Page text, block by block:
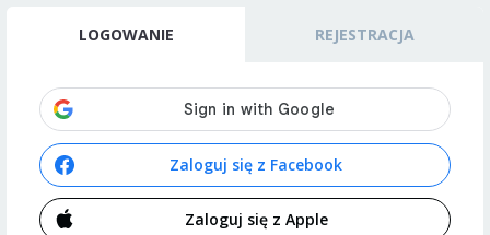
LOGOWANIE REJESTRACJA
Zaloguj się z Facebook
Zaloguj się z Apple